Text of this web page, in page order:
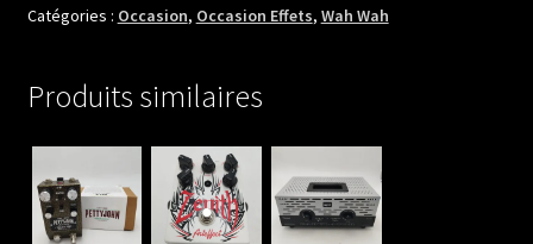
TALKING
Catégories : Occasion, Occasion Effets, Wah Wah
Produits similaires